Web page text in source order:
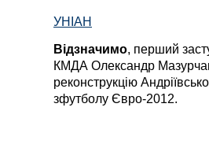
УНІАН
Відзначимо, перший
КМДА Олександр
реконструкцію
зфутболу Євро-2012.